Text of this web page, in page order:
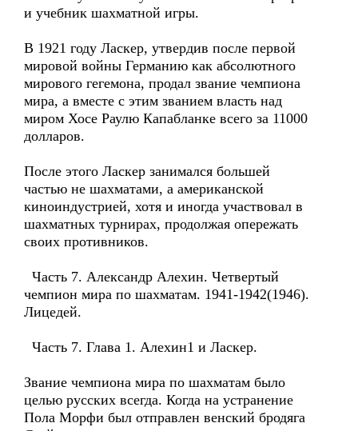
и учебник шахматной игры.
В 1921 году Ласкер, утвердив после первой
мировой войны Германию как абсолютного
мирового гегемона, продал звание чемпиона
мира, а вместе с этим званием власть над
миром Хосе Раулю Капабланке всего за 11000
долларов.
После этого Ласкер занимался большей
частью не шахматами, а американской
киноиндустрией, хотя и иногда участвовал в
шахматных турнирах, продолжая опережать
своих противников.
Часть 7. Александр Алехин. Четвертый
чемпион мира по шахматам. 1941-1942(1946).
Лицедей.
Часть 7. Глава 1. Алехин1 и Ласкер.
Звание чемпиона мира по шахматам было
целью русских всегда. Когда на устранение
Пола Морфи был отправлен венский бродяга